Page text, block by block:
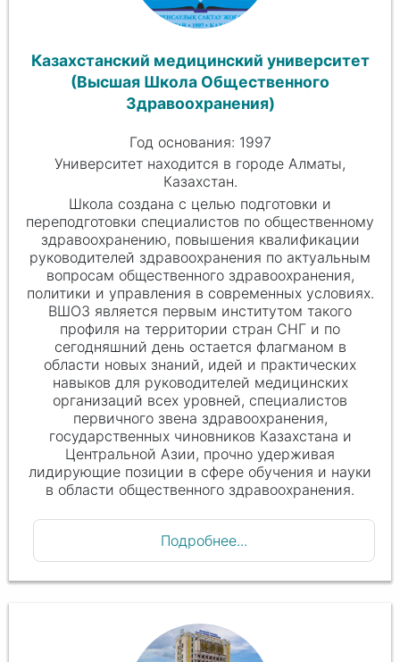
Казахстанский медицинский университет
(Высшая Школа Общественного
Здравоохранения)
Год основания: 1997
Университет находится в городе Алматы,
Казахстан.
Школа создана с целью подготовки и
переподготовки специалистов по общественному
здравоохранению, повышения квалификации
руководителей здравоохранения по актуальным
вопросам общественного здравоохранения,
политики и управления в современных условиях.
ВШОЗ является первым институтом такого
профиля на территории стран СНГ и по
сегодняшний день остается флагманом в
области новых знаний, идей и практических
навыков для руководителей медицинских
организаций всех уровней, специалистов
первичного звена здравоохранения,
государственных чиновников Казахстана и
Центральной Азии, прочно удерживая
лидирующие позиции в сфере обучения и науки
в области общественного здравоохранения.
Подробнее...